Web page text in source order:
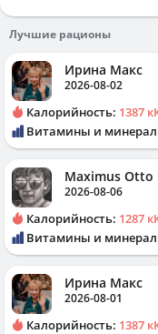
Лучшие рационы
Ирина Макс
2026-08-02
Калорийность: 1387
Витамины и
Maximus Otto
2026-08-06
Калорийность: 1287
Витамины и
Ирина Макс
2026-08-01
Калорийность: 1387